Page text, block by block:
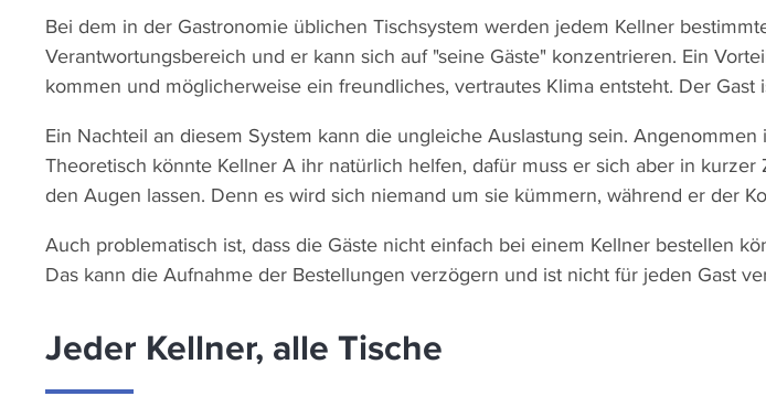
Bei dem in der Gastronomie üblichen Tischsystem werden jedem Kellner
Verantwortungsbereich und er kann sich auf "seine Gäste" konzentrieren. Ein
kommen und möglicherweise ein freundliches, vertrautes Klima entsteht. Der
Ein Nachteil an diesem System kann die ungleiche Auslastung sein.
Theoretisch könnte Kellner A ihr natürlich helfen, dafür muss er sich aber in
den Augen lassen. Denn es wird sich niemand um sie kümmern, während er der
Auch problematisch ist, dass die Gäste nicht einfach bei einem Kellner bestellen
Das kann die Aufnahme der Bestellungen verzögern und ist nicht für jeden Gast
Jeder Kellner, alle Tische